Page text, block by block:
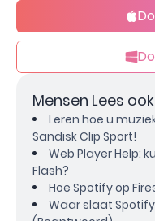
Mensen Lees ook
Leren hoe u
Sandisk Clip Sport!
Web Player Help:
Flash?
Hoe Spotify op
Waar slaat